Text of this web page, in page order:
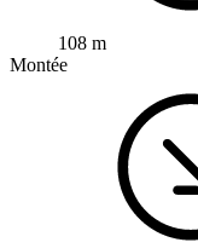
108 m
Montée